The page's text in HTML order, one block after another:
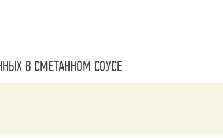
В СМЕТАННОМ СОУСЕ